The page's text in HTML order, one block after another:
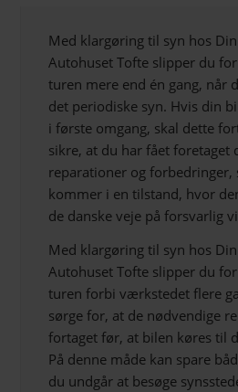
Med klargøring til syn hos
Autohuset Tofte slipper du
turen mere end én gang, når
det periodiske syn. Hvis din
i første omgang, skal dette
sikre, at du har fået foretaget
reparationer og forbedringer,
kommer i en tilstand, hvor
de danske veje på forsvarlig
Med klargøring til syn hos
Autohuset Tofte slipper du
turen forbi værkstedet flere
sørge for, at de nødvendige
fortaget før, at bilen køres til
På denne måde kan spare
du undgår at besøge